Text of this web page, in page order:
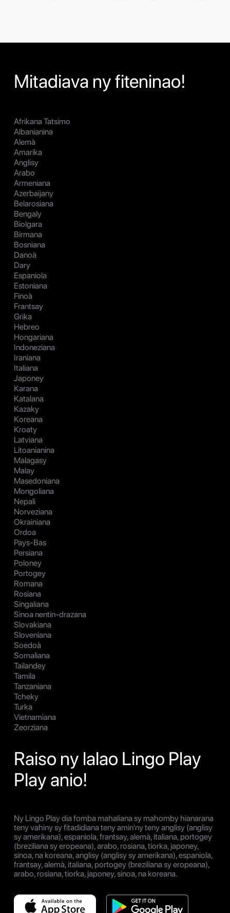
Mitadiava ny fiteninao!
Afrikana Tatsimo
Albanianina
Alemà
Amarika
Anglisy
Arabo
Armeniana
Azerbaijany
Belarosiana
Bengaly
Biolgara
Birmana
Bosniana
Danoà
Dary
Espaniola
Estoniana
Finoà
Frantsay
Grika
Hebreo
Hongariana
Indoneziana
Iraniana
Italiana
Japoney
Karana
Katalana
Kazaky
Koreana
Kroaty
Latviana
Litoanianina
Malagasy
Malay
Masedoniana
Mongoliana
Nepali
Norveziana
Okrainiana
Ordoa
Pays-Bas
Persiana
Poloney
Portogey
Romana
Rosiana
Singaliana
Sinoa nentin-drazana
Slovakiana
Sloveniana
Soedoà
Somaliana
Tailandey
Tamila
Tanzaniana
Tcheky
Turka
Vietnamiana
Zeorziana
Raiso ny lalao Lingo Play
Play anio!
Ny Lingo Play dia fomba mahaliana sy mahomby hianarana
teny vahiny sy fitadidiana teny amin'ny teny anglisy (anglisy
sy amerikana), espaniola, frantsay, alemà, italiana, portogey
(breziliana sy eropeana), arabo, rosiana, tiorka, japoney,
sinoa, na koreana, anglisy (anglisy sy amerikana), espaniola,
frantsay, alemà, italiana, portogey (breziliana sy eropeana),
arabo, rosiana, tiorka, japoney, sinoa, na koreana.